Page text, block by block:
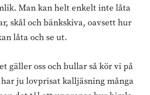
Man kan helt enkelt inte låta
skål och bänkskiva, oavsett hur
låta och se ut.
gäller oss och bullar så kör vi på
ju lovprisat kalljäsning många